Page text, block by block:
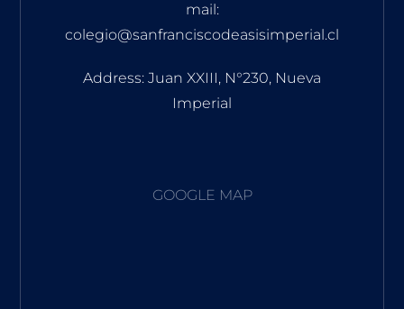
mail:
colegio@sanfranciscodeasisimperial.cl
Address: Juan XXIII, N°230, Nueva
Imperial
GOOGLE MAP